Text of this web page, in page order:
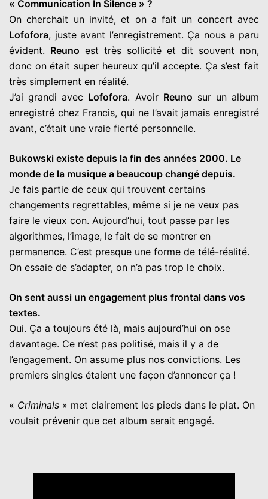
« Communication In Silence » ?
On cherchait un invité, et on a fait un concert avec
Lofofora, juste avant l’enregistrement. Ça nous a paru
évident. Reuno est très sollicité et dit souvent non,
donc on était super heureux qu’il accepte. Ça s’est fait
très simplement en réalité.
J’ai grandi avec Lofofora. Avoir Reuno sur un album
enregistré chez Francis, qui ne l’avait jamais enregistré
avant, c’était une vraie fierté personnelle.
Bukowski existe depuis la fin des années 2000. Le
monde de la musique a beaucoup changé depuis.
Je fais partie de ceux qui trouvent certains
changements regrettables, même si je ne veux pas
faire le vieux con. Aujourd’hui, tout passe par les
algorithmes, l’image, le fait de se montrer en
permanence. C’est presque une forme de télé-réalité.
On essaie de s’adapter, on n’a pas trop le choix.
On sent aussi un engagement plus frontal dans vos
textes.
Oui. Ça a toujours été là, mais aujourd’hui on ose
davantage. Ce n’est pas politisé, mais il y a de
l’engagement. On assume plus nos convictions. Les
premiers singles étaient une façon d’annoncer ça !
« Criminals » met clairement les pieds dans le plat. On
voulait prévenir que cet album serait engagé.